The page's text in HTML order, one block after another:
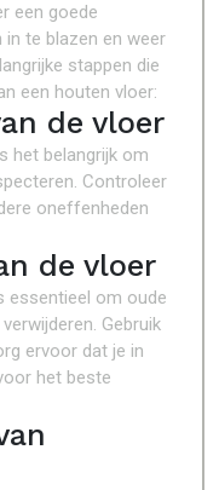
een goede
te blazen en weer
stappen die
een houten vloer:
de vloer
het belangrijk om
Controleer
oneffenheden
de vloer
essentieel om oude
Gebruik
ervoor dat je in
het beste